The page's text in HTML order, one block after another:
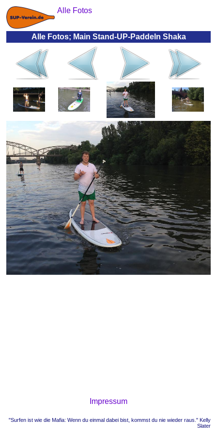
Alle Fotos
Alle Fotos; Main Stand-UP-Paddeln Shaka
Impressum
"Surfen ist wie die Mafia: Wenn du einmal dabei bist, kommst du nie wieder raus." Kelly
Slater